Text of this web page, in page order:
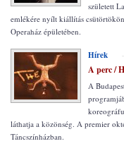
született
emlékére nyílt kiállítás
Operaház épületében.
Hírek
A perc /
A
láthatja a közönség. A premier
Táncszínházban.